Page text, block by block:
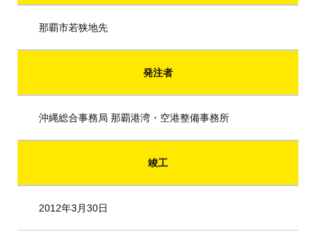
那覇市若狭地先
発注者
沖縄総合事務局 那覇港湾・空港整備事務所
竣工
2012年3月30日